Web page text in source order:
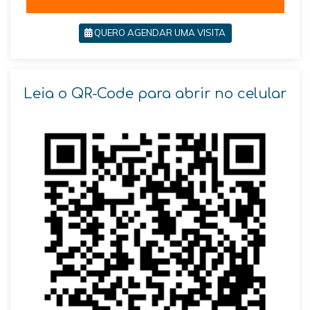
QUERO AGENDAR UMA VISITA
Leia o QR-Code para abrir no celular